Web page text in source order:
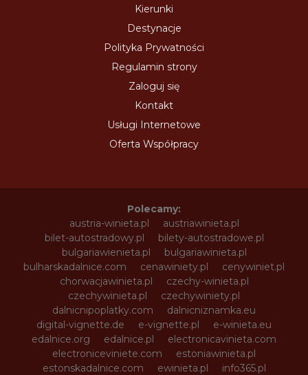
Kierunki
Destynacje
Polityka Prywatności
Regulamin strony
Zaloguj się
Kontakt
Usługi Internetowe
Oferta Współpracy
Polecamy:
austria-winieta.pl
austriawinieta.pl
bilet-autostradowy.pl
bilety-autostradowe.pl
bulgariawienieta.pl
bulgariawinieta.pl
bulharskadalnice.com
cenawiniety.pl
cenywiniet.pl
chorwacjawinieta.pl
czechy-winieta.pl
czechywinieta.pl
czechywiniety.pl
dalnicnipoplatky.com
dalnicniznamka.eu
digital-vignette.de
e-vignette.pl
e-winieta.eu
edalnice.org
edalnice.pl
electronicavinieta.com
electroniceviniete.com
estoniawinieta.pl
estonskadalnice.com
ewinieta.pl
info365.pl